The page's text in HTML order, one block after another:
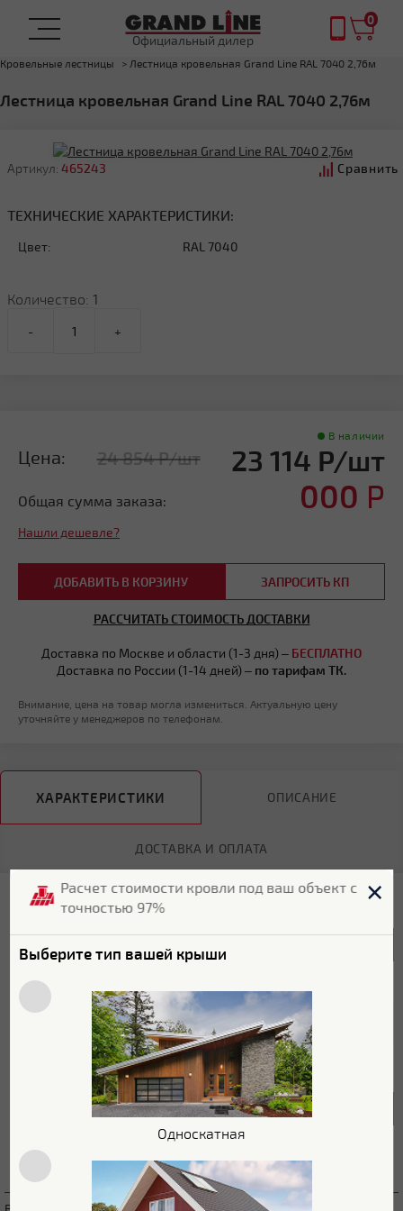
Официальный дилер
0
Комплектующие
Элементы безопасности кровли
Кровельные лестницы
Лестница кровельная Grand Line RAL 7040 2,76м
Лестница кровельная Grand Line RAL 7040 2,76м
Артикул: 465243 Сравнить
ТЕХНИЧЕСКИЕ ХАРАКТЕРИСТИКИ:
Цвет: RAL 7040
Количество: 1
- +
В наличии
Цена: 24 854 Р/шт 23 114 Р/шт
Общая сумма заказа: 000 Р
Нашли дешевле?
ДОБАВИТЬ В КОРЗИНУ ЗАПРОСИТЬ КП
РАССЧИТАТЬ СТОИМОСТЬ ДОСТАВКИ
Доставка по Москве и области (1-3 дня) – БЕСПЛАТНО
Доставка по России (1-14 дней) – по тарифам ТК.
Внимание, цена на товар могла измениться. Актуальную цену
уточняйте у менеджеров по телефонам.
ХАРАКТЕРИСТИКИ ОПИСАНИЕ
ДОСТАВКА И ОПЛАТА
Технические характеристики
Общие характеристики
Бренд
Страна бренда Россия
RAL 7040
Расчет стоимости кровли под ваш объект с
точностью 97%
Выберите тип вашей крыши
Односкатная